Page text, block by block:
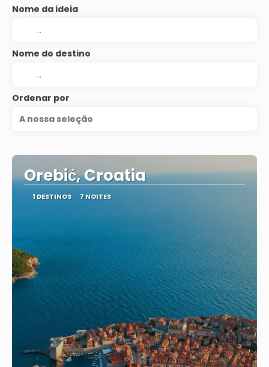
Nome da ideia
Nome do destino
Ordenar por
A nossa seleção
Orebić, Croatia
1 DESTINOS 7 NOITES